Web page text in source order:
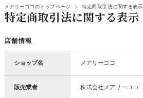
メアリーココのトップページ 特定商取引法に関する表示
特定商取引法に関する表示
店舗情報
ショップ名 メアリーココ
販売業者 株式会社メアリーココ